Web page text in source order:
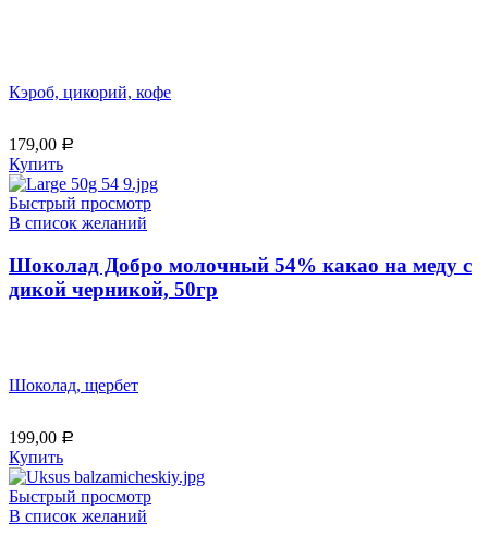
Кэроб, цикорий, кофе
179,00 Р
Купить
Быстрый просмотр
В список желаний
Шоколад Добро молочный 54% какао на меду с
дикой черникой, 50гр
Шоколад, щербет
199,00 Р
Купить
Быстрый просмотр
В список желаний